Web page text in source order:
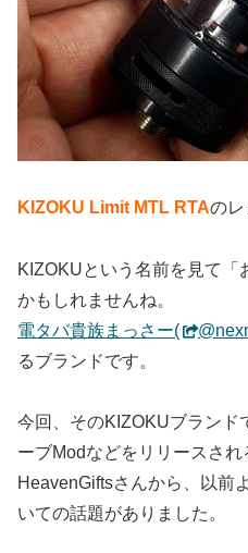
KIZOKU Limit MTL RTAのレ
KIZOKUという名前を見て「
かもしれませんね。
電タバ貴族まっさー(
るブランドです。
今回、そのKIZOKUブランド
ーブModなどをリリースさ
HeavenGiftsさんから、以前
いての話題がありました。